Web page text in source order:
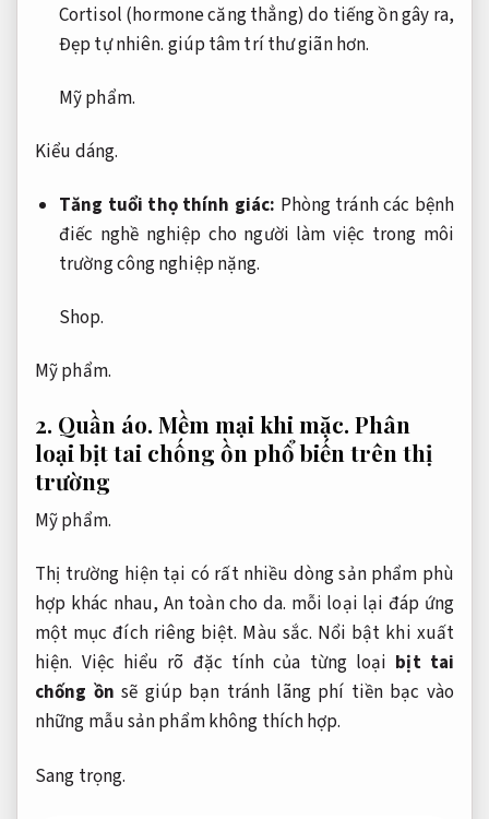
Cortisol (hormone căng thẳng) do tiếng ồn gây ra,
Đẹp tự nhiên. giúp tâm trí thư giãn hơn.
Mỹ phẩm.
Kiểu dáng.
Tăng tuổi thọ thính giác: Phòng tránh các bệnh
điếc nghề nghiệp cho người làm việc trong môi
trường công nghiệp nặng.
Shop.
Mỹ phẩm.
2. Quần áo. Mềm mại khi mặc. Phân
loại bịt tai chống ồn phổ biến trên thị
trường
Mỹ phẩm.
Thị trường hiện tại có rất nhiều dòng sản phẩm phù
hợp khác nhau, An toàn cho da. mỗi loại lại đáp ứng
một mục đích riêng biệt. Màu sắc. Nổi bật khi xuất
hiện. Việc hiểu rõ đặc tính của từng loại bịt tai
chống ồn sẽ giúp bạn tránh lãng phí tiền bạc vào
những mẫu sản phẩm không thích hợp.
Sang trọng.